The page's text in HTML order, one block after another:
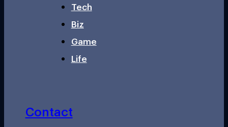
Tech
Biz
Game
Life
Contact